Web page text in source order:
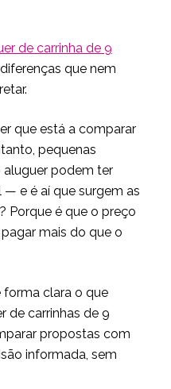
de carrinha de 9
que nem
que está a comparar
pequenas
podem ter
e é aí que surgem as
Porque é que o preço
mais do que o
forma clara o que
de carrinhas de 9
propostas com
informada, sem